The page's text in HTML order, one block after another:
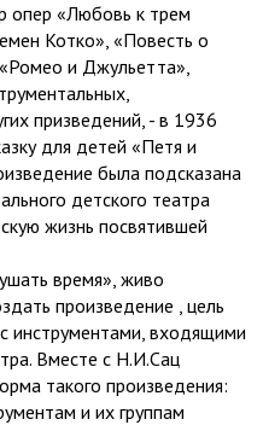
опер «Любовь к трем
Котко», «Повесть о
и Джульетта»,
призведений, - в 1936
для детей «Петя и
была подсказана
детского театра
жизнь посвятившей
время», живо
произведение , цель
инструментами, входящими
Вместе с Н.И.Сац
такого произведения:
и их группам